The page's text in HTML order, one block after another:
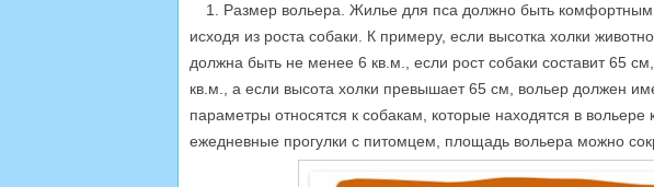
1. Размер вольера. Жилье для пса должно быть
исходя из роста собаки. К примеру, если высотка холки
должна быть не менее 6 кв.м., если рост собаки составит 65
кв.м., а если высота холки превышает 65 см, вольер должен
параметры относятся к собакам, которые находятся в вольере
ежедневные прогулки с питомцем, площадь вольера можно